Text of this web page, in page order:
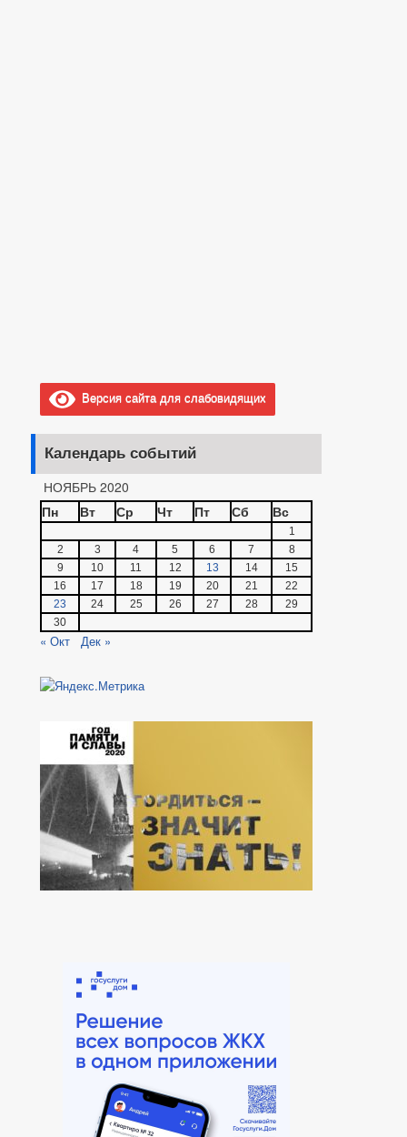
Версия сайта для слабовидящих
Календарь событий
НОЯБРЬ 2020
Пн
Вт Ср Чт Пт Сб Вс
1
2
3 4 5 6 7
8
9
10 11 12 13 14
15
16
17 18 19 20 21
22
23
24 25 26 27 28
29
30
« Окт Дек »